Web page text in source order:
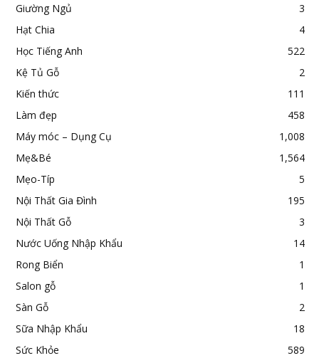
Giường Ngủ
3
Hạt Chia
4
Học Tiếng Anh
522
Kệ Tủ Gỗ
2
Kiến thức
111
Làm đẹp
458
Máy móc – Dụng Cụ
1,008
Mẹ&Bé
1,564
Mẹo-Típ
5
Nội Thất Gia Đình
195
Nội Thất Gỗ
3
Nước Uống Nhập Khẩu
14
Rong Biển
1
Salon gỗ
1
Sàn Gỗ
2
Sữa Nhập Khẩu
18
Sức Khỏe
589